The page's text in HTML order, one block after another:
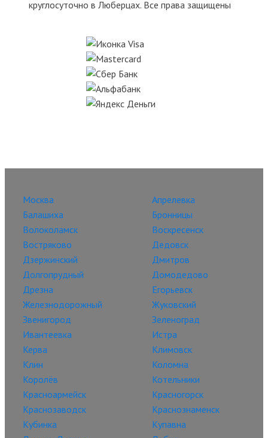
круглосуточно в Люберцах. Все права защищены
Москва
Апрелевка
Балашиха
Бронницы
Волоколамск
Воскресенск
Востряково
Дедовск
Дзержинский
Дмитров
Долгопрудный
Домодедово
Дрезна
Егорьевск
Железнодорожный
Жуковский
Звенигород
Зеленоград
Ивантеевка
Истра
Керва
Климовск
Клин
Коломна
Королёв
Котельники
Красноармейск
Красногорск
Краснозаводск
Краснознаменск
Кубинка
Купавна